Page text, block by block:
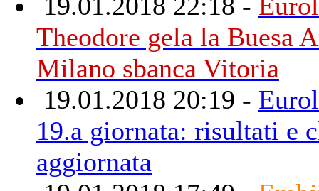
Theodore gela la Buesa
Milano sbanca Vitoria
19.01.2018 20:19 -
19.a giornata: risultati e
aggiornata